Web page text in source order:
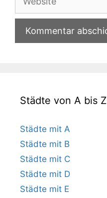
Städte von A bis Z
Städte mit A
Städte mit B
Städte mit C
Städte mit D
Städte mit E